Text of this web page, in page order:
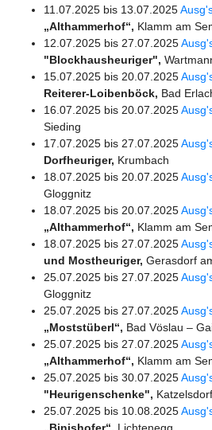
11.07.2025 bis 13.07.2025
„Althammerhof“, Klamm am
12.07.2025 bis 27.07.2025
"Blockhausheuriger",
15.07.2025 bis 20.07.2025
Reiterer-Loibenböck, Bad
16.07.2025 bis 20.07.2025
Sieding
17.07.2025 bis 27.07.2025
Dorfheuriger, Krumbach
18.07.2025 bis 20.07.2025
Gloggnitz
18.07.2025 bis 20.07.2025
„Althammerhof“, Klamm am
18.07.2025 bis 27.07.2025
und Mostheuriger, Gerasdorf
25.07.2025 bis 27.07.2025
Gloggnitz
25.07.2025 bis 27.07.2025
„Moststüberl“, Bad Vöslau –
25.07.2025 bis 27.07.2025
„Althammerhof“, Klamm am
25.07.2025 bis 30.07.2025
"Heurigenschenke", Katzelsdorf
25.07.2025 bis 10.08.2025